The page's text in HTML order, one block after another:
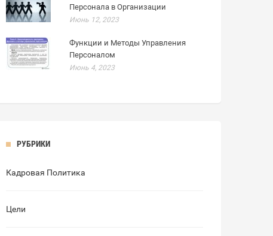
Персонала в Организации
Июнь 12, 2023
Функции и Методы Управления
Персоналом
Июнь 4, 2023
РУБРИКИ
Кадровая Политика
Цели